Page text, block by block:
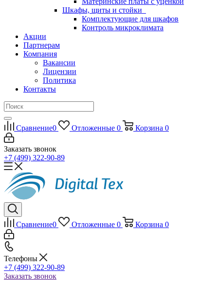
Шкафы, щиты и стойки
Комплектующие для шкафов
Контроль микроклимата
Акции
Партнерам
Компания
Вакансии
Лицензии
Политика
Контакты
Сравнение0 Отложенные 0 Корзина 0
Заказать звонок
+7 (499) 322-90-89
Сравнение0 Отложенные 0 Корзина 0
Телефоны
+7 (499) 322-90-89
Заказать звонок